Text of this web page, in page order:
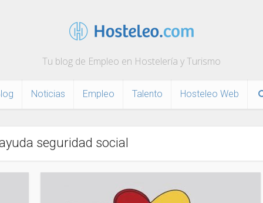
Tu blog de Empleo en Hostelería y Turismo
Noticias Empleo Talento Hosteleo Web
seguridad social